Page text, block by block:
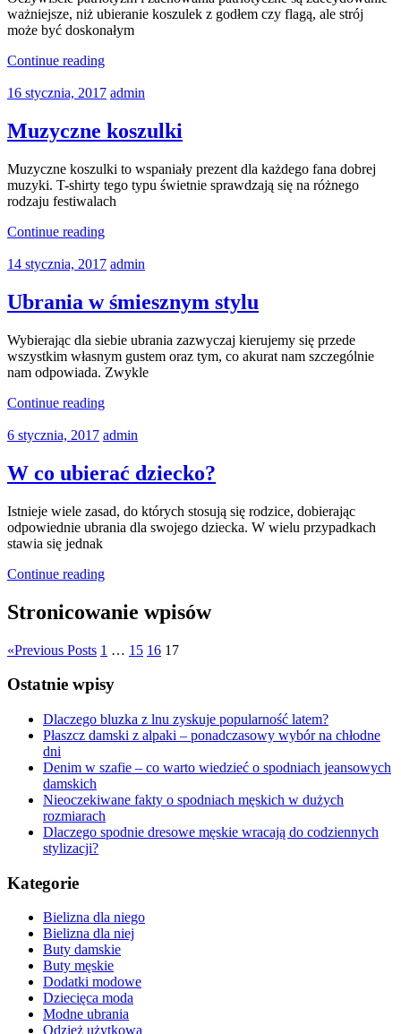
ważniejsze, niż ubieranie koszulek z godłem czy flagą, ale strój
może być doskonałym
Continue reading
16 stycznia, 2017 admin
Muzyczne koszulki
Muzyczne koszulki to wspaniały prezent dla każdego fana dobrej
muzyki. T-shirty tego typu świetnie sprawdzają się na różnego
rodzaju festiwalach
Continue reading
14 stycznia, 2017 admin
Ubrania w śmiesznym stylu
Wybierając dla siebie ubrania zazwyczaj kierujemy się przede
wszystkim własnym gustem oraz tym, co akurat nam szczególnie
nam odpowiada. Zwykle
Continue reading
6 stycznia, 2017 admin
W co ubierać dziecko?
Istnieje wiele zasad, do których stosują się rodzice, dobierając
odpowiednie ubrania dla swojego dziecka. W wielu przypadkach
stawia się jednak
Continue reading
Stronicowanie wpisów
«Previous Posts 1 … 15 16 17
Ostatnie wpisy
Dlaczego bluzka z lnu zyskuje popularność latem?
Płaszcz damski z alpaki – ponadczasowy wybór na chłodne
dni
Denim w szafie – co warto wiedzieć o spodniach jeansowych
damskich
Nieoczekiwane fakty o spodniach męskich w dużych
rozmiarach
Dlaczego spodnie dresowe męskie wracają do codziennych
stylizacji?
Kategorie
Bielizna dla niego
Bielizna dla niej
Buty damskie
Buty męskie
Dodatki modowe
Dziecięca moda
Modne ubrania
Odzież użytkowa